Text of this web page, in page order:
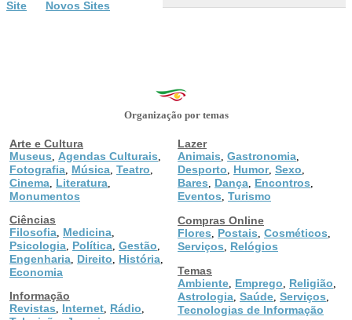
Site
Novos Sites
Organização por temas
Arte e Cultura
Museus
Agendas Culturais
Fotografia Música Teatro
Cinema Literatura
Monumentos
Ciências
Filosofia Medicina
Psicologia Política Gestão
Engenharia Direito História
Economia
Informação
Revistas
Internet Rádio
Lazer
Animais Gastronomia
Desporto Humor, Sexo
Bares Dança Encontros
Eventos Turismo
Compras Online
Flores
Postais Cosméticos
Serviços
Relógios
Temas
Ambiente Emprego Religião
Astrologia Saúde Serviços
Tecnologias de Informação